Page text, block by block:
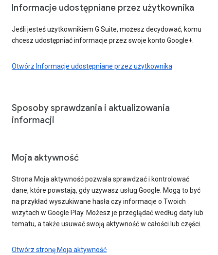
Informacje udostępniane przez użytkownika
Jeśli jesteś użytkownikiem G Suite, możesz decydować, komu
chcesz udostępniać informacje przez swoje konto Google+.
Otwórz Informacje udostępniane przez użytkownika
Sposoby sprawdzania i aktualizowania
informacji
Moja aktywność
Strona Moja aktywność pozwala sprawdzać i kontrolować
dane, które powstają, gdy używasz usług Google. Mogą to być
na przykład wyszukiwane hasła czy informacje o Twoich
wizytach w Google Play. Możesz je przeglądać według daty lub
tematu, a także usuwać swoją aktywność w całości lub części.
Otwórz stronę Moja aktywność